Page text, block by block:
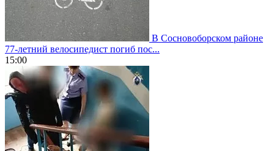
В Сосновоборском районе
77-летний велосипедист погиб пос...
15:00